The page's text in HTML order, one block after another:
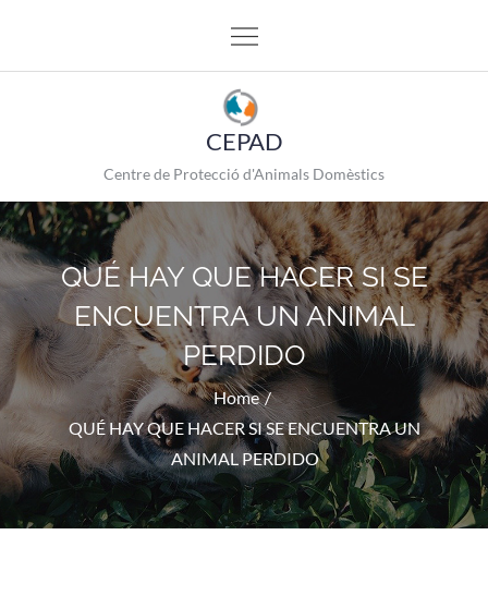
content
CEPAD
Centre de Protecció d'Animals Domèstics
QUÉ HAY QUE HACER SI SE
ENCUENTRA UN ANIMAL
PERDIDO
Home
QUÉ HAY QUE HACER SI SE ENCUENTRA UN
ANIMAL PERDIDO